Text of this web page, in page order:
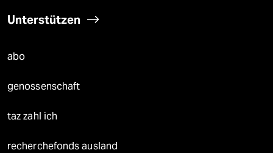
Unterstützen
abo
genossenschaft
taz zahl ich
recherchefonds ausland